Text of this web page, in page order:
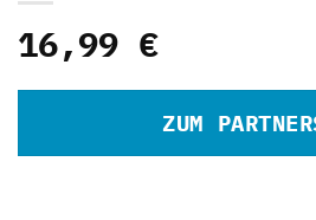
16,99 €
ZUM